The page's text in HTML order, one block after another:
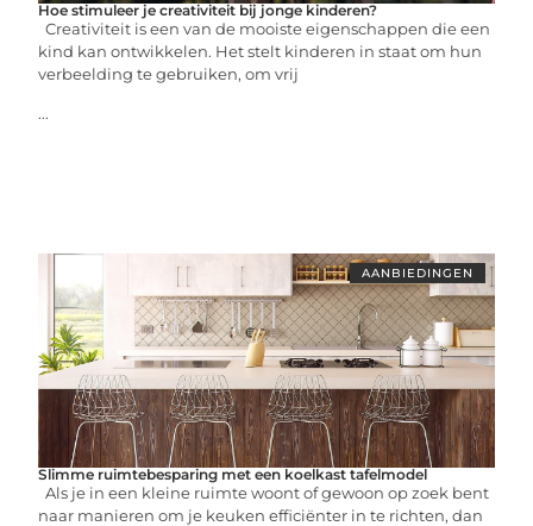
Hoe stimuleer je creativiteit bij jonge kinderen?
Creativiteit is een van de mooiste eigenschappen die een
kind kan ontwikkelen. Het stelt kinderen in staat om hun
verbeelding te gebruiken, om vrij
...
AANBIEDINGEN
Slimme ruimtebesparing met een koelkast tafelmodel
Als je in een kleine ruimte woont of gewoon op zoek bent
naar manieren om je keuken efficiënter in te richten, dan